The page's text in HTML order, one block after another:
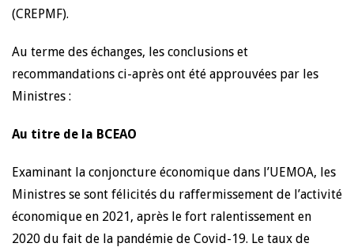
(CREPMF).
Au terme des échanges, les conclusions et
recommandations ci-après ont été approuvées par les
Ministres :
Au titre de la BCEAO
Examinant la conjoncture économique dans l’UEMOA, les
Ministres se sont félicités du raffermissement de l’activité
économique en 2021, après le fort ralentissement en
2020 du fait de la pandémie de Covid-19. Le taux de